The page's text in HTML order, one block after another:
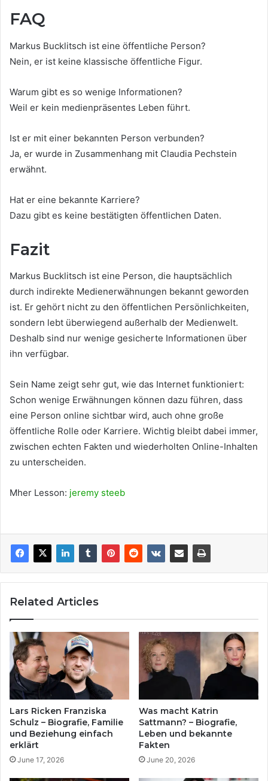
FAQ
Markus Bucklitsch ist eine öffentliche Person?
Nein, er ist keine klassische öffentliche Figur.
Warum gibt es so wenige Informationen?
Weil er kein medienpräsentes Leben führt.
Ist er mit einer bekannten Person verbunden?
Ja, er wurde in Zusammenhang mit Claudia Pechstein
erwähnt.
Hat er eine bekannte Karriere?
Dazu gibt es keine bestätigten öffentlichen Daten.
Fazit
Markus Bucklitsch ist eine Person, die hauptsächlich
durch indirekte Medienerwähnungen bekannt geworden
ist. Er gehört nicht zu den öffentlichen Persönlichkeiten,
sondern lebt überwiegend außerhalb der Medienwelt.
Deshalb sind nur wenige gesicherte Informationen über
ihn verfügbar.
Sein Name zeigt sehr gut, wie das Internet funktioniert:
Schon wenige Erwähnungen können dazu führen, dass
eine Person online sichtbar wird, auch ohne große
öffentliche Rolle oder Karriere. Wichtig bleibt dabei immer,
zwischen echten Fakten und wiederholten Online-Inhalten
zu unterscheiden.
Mher Lesson: jeremy steeb
Related Articles
Lars Ricken Franziska
Schulz – Biografie, Familie
und Beziehung einfach
erklärt
June 17, 2026
Was macht Katrin
Sattmann? – Biografie,
Leben und bekannte
Fakten
June 20, 2026